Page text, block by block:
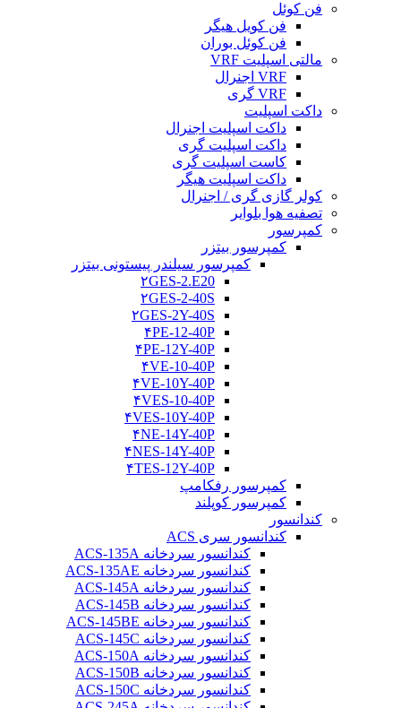
فن کوئل
فن کویل هیگر
فن کوئل بوران
مالتی اسپلیت VRF
VRF اجنرال
VRF گری
داکت اسپلیت
داکت اسپلیت اجنرال
داکت اسپلیت گری
کاست اسپلیت گری
داکت اسپلیت هیگر
کولر گازی گری / اجنرال
تصفیه هوا بلوایر
کمپرسور
کمپرسور بیتزر
کمپرسور سیلندر پیستونی بیتزر
۲GES-2.E20
۲GES-2-40S
۲GES-2Y-40S
۴PE-12-40P
۴PE-12Y-40P
۴VE-10-40P
۴VE-10Y-40P
۴VES-10-40P
۴VES-10Y-40P
۴NE-14Y-40P
۴NES-14Y-40P
۴TES-12Y-40P
کمپرسور رفکامپ
کمپرسور کوپلند
کندانسور
کندانسور سری ACS
کندانسور سردخانه ACS-135A
کندانسور سردخانه ACS-135AE
کندانسور سردخانه ACS-145A
کندانسور سردخانه ACS-145B
کندانسور سردخانه ACS-145BE
کندانسور سردخانه ACS-145C
کندانسور سردخانه ACS-150A
کندانسور سردخانه ACS-150B
کندانسور سردخانه ACS-150C